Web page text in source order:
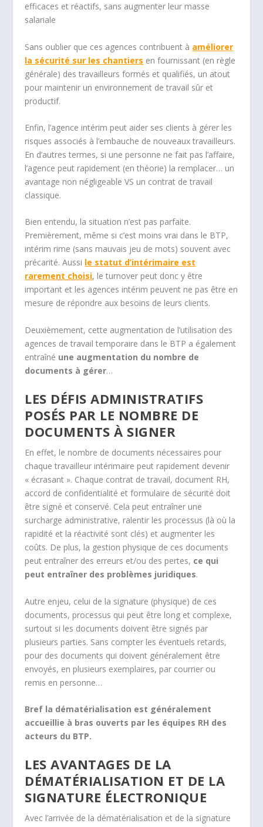
efficaces et réactifs, sans augmenter leur masse
salariale
Sans oublier que ces agences contribuent à améliorer
la sécurité sur les chantiers en fournissant (en règle
générale) des travailleurs formés et qualifiés, un atout
pour maintenir un environnement de travail sûr et
productif.
Enfin, l’agence intérim peut aider ses clients à gérer les
risques associés à l’embauche de nouveaux travailleurs.
En d’autres termes, si une personne ne fait pas l’affaire,
l’agence peut rapidement (en théorie) la remplacer… un
avantage non négligeable VS un contrat de travail
classique.
Bien entendu, la situation n’est pas parfaite.
Premièrement, même si c’est moins vrai dans le BTP,
intérim rime (sans mauvais jeu de mots) souvent avec
précarité. Aussi le statut d’intérimaire est
rarement choisi, le turnover peut donc y être
important et les agences intérim peuvent ne pas être en
mesure de répondre aux besoins de leurs clients.
Deuxièmement, cette augmentation de l’utilisation des
agences de travail temporaire dans le BTP a également
entraîné une augmentation du nombre de
documents à gérer…
LES DÉFIS ADMINISTRATIFS
POSÉS PAR LE NOMBRE DE
DOCUMENTS À SIGNER
En effet, le nombre de documents nécessaires pour
chaque travailleur intérimaire peut rapidement devenir
« écrasant ». Chaque contrat de travail, document RH,
accord de confidentialité et formulaire de sécurité doit
être signé et conservé. Cela peut entraîner une
surcharge administrative, ralentir les processus (là où la
rapidité et la réactivité sont clés) et augmenter les
coûts. De plus, la gestion physique de ces documents
peut entraîner des erreurs et/ou des pertes, ce qui
peut entraîner des problèmes juridiques.
Autre enjeu, celui de la signature (physique) de ces
documents, processus qui peut être long et complexe,
surtout si les documents doivent être signés par
plusieurs parties. Sans compter les éventuels retards,
pour des documents qui doivent généralement être
envoyés, en plusieurs exemplaires, par courrier ou
remis en personne…
Bref la dématérialisation est généralement
accueillie à bras ouverts par les équipes RH des
acteurs du BTP.
LES AVANTAGES DE LA
DÉMATÉRIALISATION ET DE LA
SIGNATURE ÉLECTRONIQUE
Avec l’arrivée de la dématérialisation et de la signature